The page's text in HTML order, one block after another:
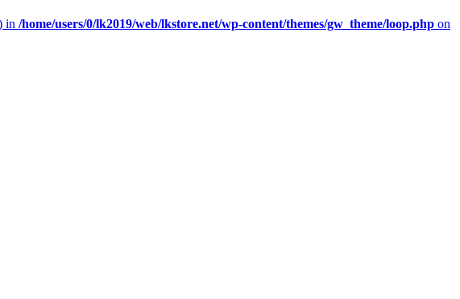
in /home/users/0/lk2019/web/lkstore.net/wp-content/themes/gw_theme/loop.php on